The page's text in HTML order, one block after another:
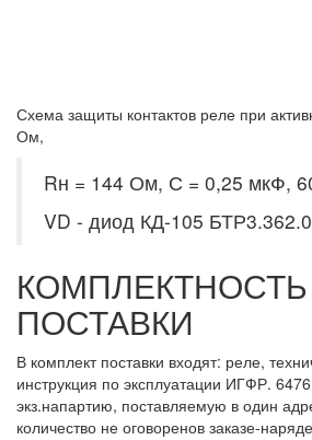
Схема защиты контактов реле при
Ом,
Rн = 144 Ом, С = 0,25 мкФ,
VD - диод КД-105
КОМПЛЕКТНОСТЬ
ПОСТАВКИ
В комплект поставки входят: реле,
инструкция по эксплуатации ИГФР.
экз.напартию, поставляемую в один
количество не оговоренов заказе-